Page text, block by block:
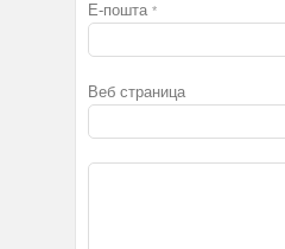
Е-пошта *
Веб страница